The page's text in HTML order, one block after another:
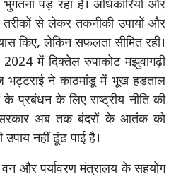
भुगतना पड़ रहा है। अधिकारियों और
तरीकों से लेकर तकनीकी उपायों और
किए, लेकिन सफलता सीमित रही।
में दिक्तेल रुपाकोट मझुवागढ़ी
भट्टराई ने काठमांडू में भूख हड़ताल
प्रबंधन के लिए राष्ट्रीय नीति की
अब तक बंदरों के आतंक को
नहीं ढूंढ पाई है।
वन और पर्यावरण मंत्रालय के सहयोग